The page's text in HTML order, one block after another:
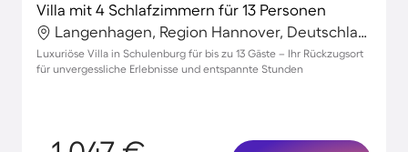
Villa mit 4 Schlafzimmern für 13 Personen
Langenhagen, Region Hannover, Deutschland
Luxuriöse Villa in Schulenburg für bis zu 13 Gäste – Ihr Rückzugsort
für unvergessliche Erlebnisse und entspannte Stunden